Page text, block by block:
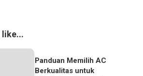
like...
Panduan Memilih AC
Berkualitas untuk